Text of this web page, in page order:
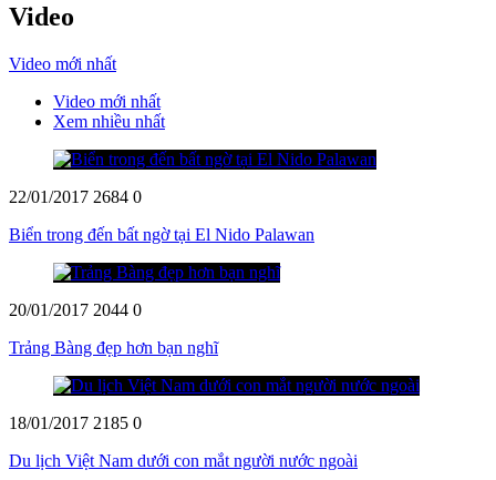
Video
Video mới nhất
Video mới nhất
Xem nhiều nhất
22/01/2017 2684 0
Biển trong đến bất ngờ tại El Nido Palawan
20/01/2017 2044 0
Trảng Bàng đẹp hơn bạn nghĩ
18/01/2017 2185 0
Du lịch Việt Nam dưới con mắt người nước ngoài